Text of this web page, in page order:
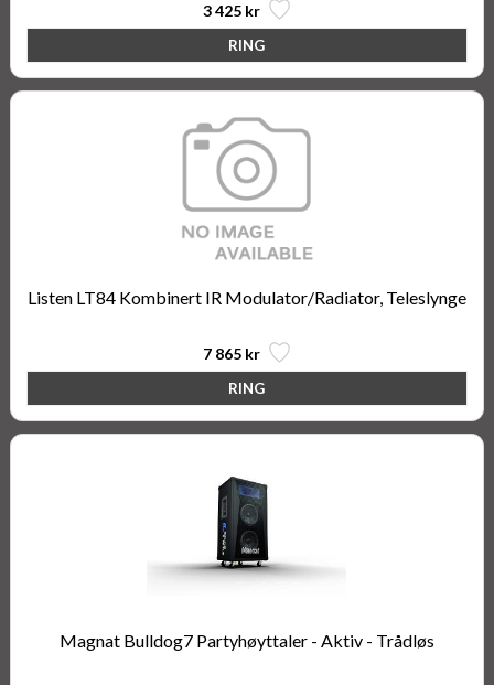
3 425 kr
Listen LT84 Kombinert IR Modulator/Radiator, Teleslynge
7 865 kr
Magnat Bulldog7 Partyhøyttaler - Aktiv - Trådløs